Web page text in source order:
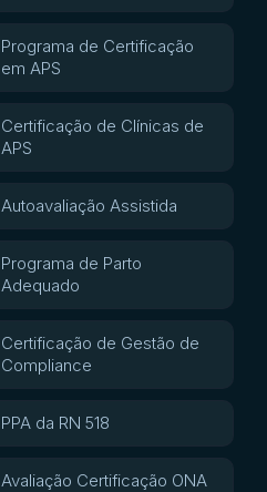
Programa de Certificação
em APS
Certificação de Clínicas de
APS
Autoavaliação Assistida
Programa de Parto
Adequado
Certificação de Gestão de
Compliance
PPA da RN 518
Avaliação Certificação ONA